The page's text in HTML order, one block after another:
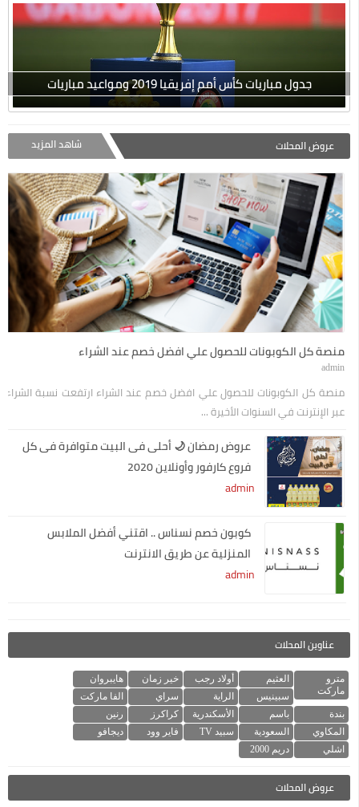
جدول مباريات كأس أمم إفريقيا 2019 ومواعيد مباريات
عروض المحلات شاهد المزيد
منصة كل الكوبونات للحصول علي افضل خصم عند الشراء
admin
منصة كل الكوبونات للحصول علي افضل خصم عند الشراء ارتفعت نسبة الشراء
عبر الإنترنت في السنوات الأخيرة ...
عروض رمضان 🌙 أحلى فى البيت متوافرة فى كل
فروع كارفور وأونلاين 2020
admin
كوبون خصم نسناس .. اقتني أفضل الملابس
المنزلية عن طريق الانترنت
admin
عناوين المحلات
مترو
ماركت
العثيم أولاد رجب خير زمان
هايبروان
سبينيس
الراية سراي
الفا ماركت
بندة
باسم الأسكندرية كراكرز
رنين
المكاوي
السعودية سبيد TV فاير وود
ديجافو
اشلي
دريم 2000
عروض المحلات